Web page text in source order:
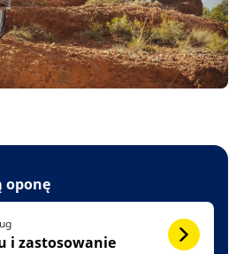
oponę
i zastosowanie